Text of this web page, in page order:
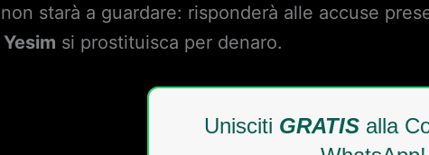
non starà a guardare: risponderà alle accuse
Yesim si prostituisca per denaro.
Unisciti GRATIS alla